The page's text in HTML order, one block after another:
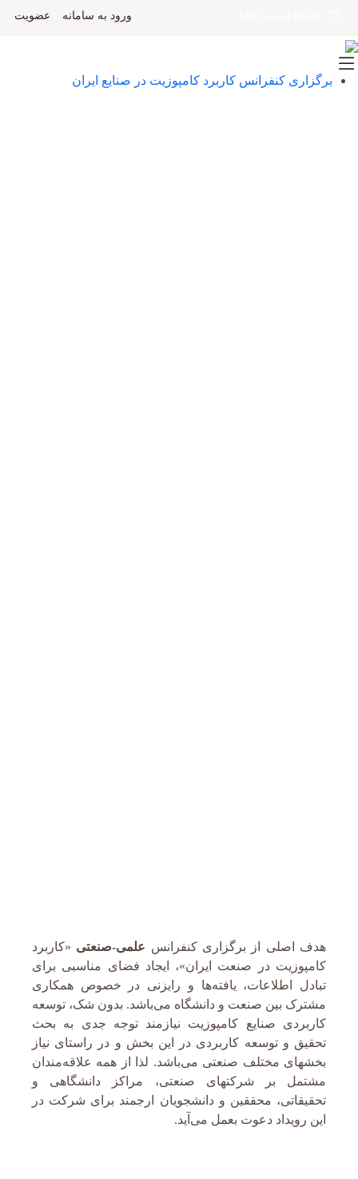
ورود به سامانه عضویت
برگزاری کنفرانس کاربرد کامپوزیت در صنایع ایران
هدف اصلی از برگزاری کنفرانس علمی-صنعتی «کاربرد
کامپوزیت در صنعت ایران»، ایجاد فضای مناسبی برای
تبادل اطلاعات، یافته‌ها و رایزنی در خصوص همکاری
مشترک بین صنعت و دانشگاه می‌باشد. بدون شک، توسعه
کاربردی صنایع کامپوزیت نیازمند توجه جدی به بحث
تحقیق و توسعه کاربردی در این بخش و در راستای نیاز
بخشهای مختلف صنعتی می‌باشد. لذا از همه علاقه‌مندان
مشتمل بر شرکتهای صنعتی، مراکز دانشگاهی و
تحقیقاتی، محققین و دانشجویان ارجمند برای شرکت در
این رویداد دعوت بعمل می‌آید.